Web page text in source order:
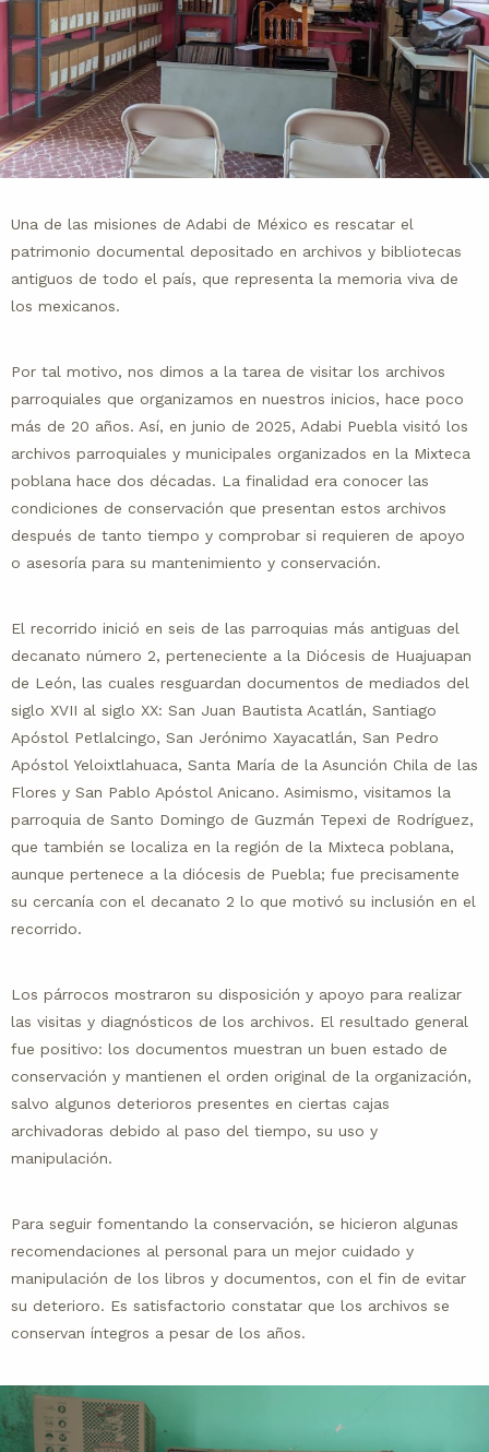
Una de las misiones de Adabi de México es rescatar el
patrimonio documental depositado en archivos y bibliotecas
antiguos de todo el país, que representa la memoria viva de
los mexicanos.
Por tal motivo, nos dimos a la tarea de visitar los archivos
parroquiales que organizamos en nuestros inicios, hace poco
más de 20 años. Así, en junio de 2025, Adabi Puebla visitó los
archivos parroquiales y municipales organizados en la Mixteca
poblana hace dos décadas. La finalidad era conocer las
condiciones de conservación que presentan estos archivos
después de tanto tiempo y comprobar si requieren de apoyo
o asesoría para su mantenimiento y conservación.
El recorrido inició en seis de las parroquias más antiguas del
decanato número 2, perteneciente a la Diócesis de Huajuapan
de León, las cuales resguardan documentos de mediados del
siglo XVII al siglo XX: San Juan Bautista Acatlán, Santiago
Apóstol Petlalcingo, San Jerónimo Xayacatlán, San Pedro
Apóstol Yeloixtlahuaca, Santa María de la Asunción Chila de las
Flores y San Pablo Apóstol Anicano. Asimismo, visitamos la
parroquia de Santo Domingo de Guzmán Tepexi de Rodríguez,
que también se localiza en la región de la Mixteca poblana,
aunque pertenece a la diócesis de Puebla; fue precisamente
su cercanía con el decanato 2 lo que motivó su inclusión en el
recorrido.
Los párrocos mostraron su disposición y apoyo para realizar
las visitas y diagnósticos de los archivos. El resultado general
fue positivo: los documentos muestran un buen estado de
conservación y mantienen el orden original de la organización,
salvo algunos deterioros presentes en ciertas cajas
archivadoras debido al paso del tiempo, su uso y
manipulación.
Para seguir fomentando la conservación, se hicieron algunas
recomendaciones al personal para un mejor cuidado y
manipulación de los libros y documentos, con el fin de evitar
su deterioro. Es satisfactorio constatar que los archivos se
conservan íntegros a pesar de los años.